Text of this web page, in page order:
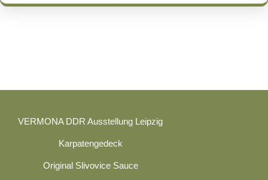
VERMONA DDR Ausstellung Leipzig
Karpatengedeck
Original Slivovice Sauce